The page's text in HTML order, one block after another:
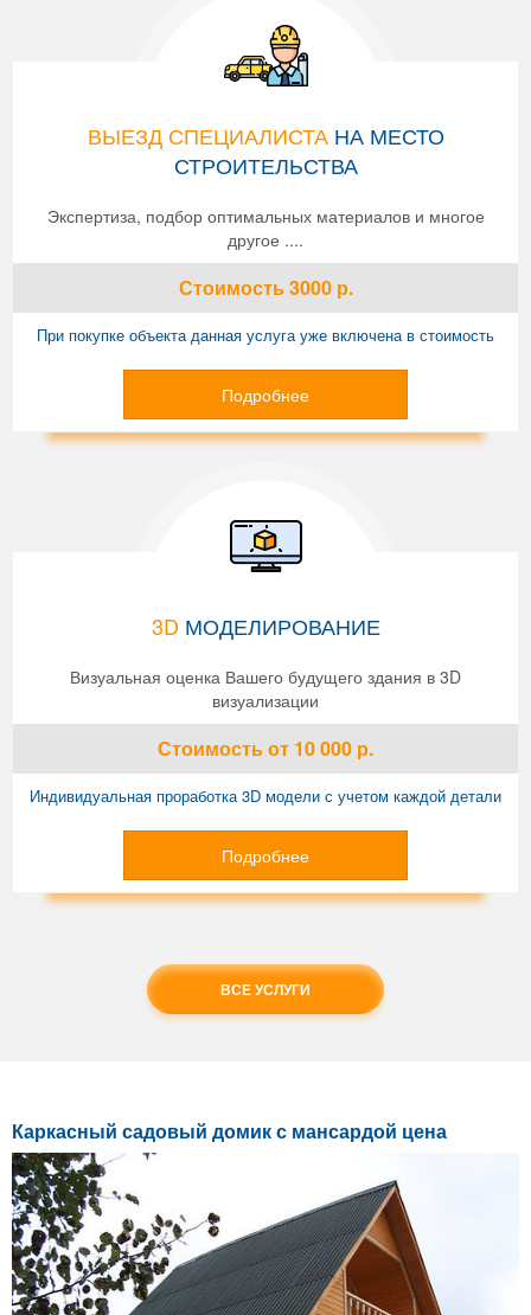
ВЫЕЗД СПЕЦИАЛИСТАНА МЕСТО
СТРОИТЕЛЬСТВА
Экспертиза, подбор оптимальных материалов и многое
другое ....
Стоимость3000р.
При покупке объекта данная услуга уже включена в стоимость
Подробнее
3D МОДЕЛИРОВАНИЕ
Визуальная оценка Вашего будущего здания в 3D
визуализации
Стоимостьот 10 000 р.
Индивидуальная проработка 3D модели с учетом каждой детали
Подробнее
ВСЕ УСЛУГИ
Каркасный садовый домик с мансардой цена